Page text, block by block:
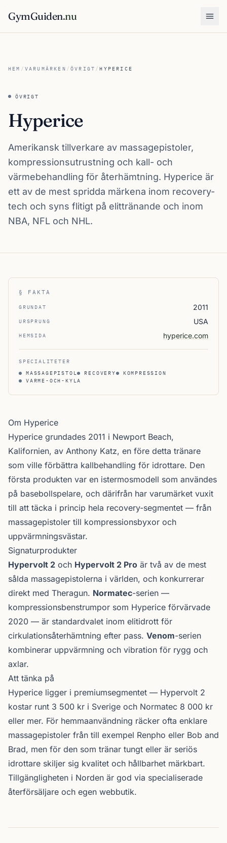
GymGuiden.nu
HEM / VARUMÄRKEN /ÖVRIGT /HYPERICE
ÖVRIGT
Hyperice
Amerikansk tillverkare av massagepistoler,
kompressionsutrustning och kall- och
värmebehandling för återhämtning. Hyperice är
ett av de mest spridda märkena inom recovery-
tech och syns flitigt på elittränande och inom
NBA, NFL och NHL.
§ FAKTA
GRUNDAT 2011
URSPRUNG USA
HEMSIDA hyperice.com
SPECIALITETER
MASSAGEPISTOL
RECOVERY
KOMPRESSION
VARME-OCH-KYLA
Om Hyperice
Hyperice grundades 2011 i Newport Beach,
Kalifornien, av Anthony Katz, en före detta tränare
som ville förbättra kall­behandling för idrottare. Den
första produkten var en istermos­modell som användes
på basebollspelare, och därifrån har varumärket vuxit
till att täcka i princip hela recovery-segmentet — från
massagepistoler till kompressions­byxor och
uppvärmnings­västar.
Signaturprodukter
Hypervolt 2 och Hypervolt 2 Pro är två av de mest
sålda massagepistolerna i världen, och konkurrerar
direkt med Theragun. Normatec-serien —
kompressionsbenstrumpor som Hyperice förvärvade
2020 — är standardvalet inom elitidrott för
cirkulations­återhämtning efter pass. Venom-serien
kombinerar uppvärmning och vibration för rygg och
axlar.
Att tänka på
Hyperice ligger i premium­segmentet — Hypervolt 2
kostar runt 3 500 kr i Sverige och Normatec 8 000 kr
eller mer. För hemmaanvändning räcker ofta enklare
massagepistoler från till exempel Renpho eller Bob and
Brad, men för den som tränar tungt eller är seriös
idrottare skiljer sig kvalitet och hållbarhet märkbart.
Tillgängligheten i Norden är god via specialiserade
återförsäljare och egen webbutik.